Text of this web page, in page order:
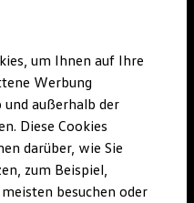
& Apps
ID. Buzz
Transporter/Caravelle
Amarok
Modelle
Updates
um Ihnen auf Ihre
Werbung
und außerhalb der
Diese Cookies
darüber, wie Sie
zum Beispiel,
besuchen oder